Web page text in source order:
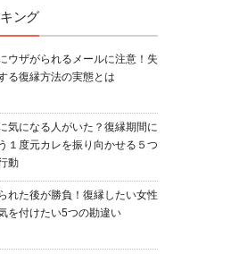
ング
ウザがられるメールに注意！失
る復縁方法の実態とは
気になる人がいた？復縁期間に
１度元カレを振り向かせる５つ
動
れた後が勝負！復縁したい女性
を付けたい5つの勘違い